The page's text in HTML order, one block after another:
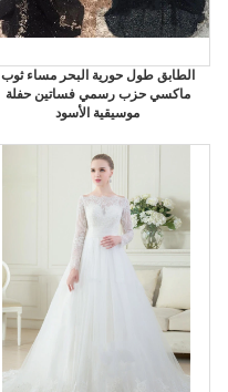
الطابق طول حورية البحر مساء ثوب
ماكسي حزب رسمي فساتين حفلة
موسيقية الأسود